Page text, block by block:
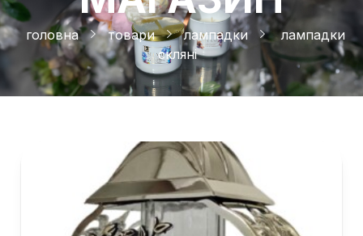
головна товари лампадки
лампадки
скляні